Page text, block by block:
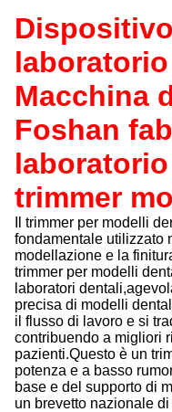
Macchina
Foshan
trimmer
Il trimmer per modelli
fondamentale utilizzato
modellazione e la
trimmer per modelli
laboratori
precisa di modelli
il flusso di lavoro e si
contribuendo a migliori
pazienti.Questo è un
potenza e a basso
base e del supporto di
un brevetto nazionale